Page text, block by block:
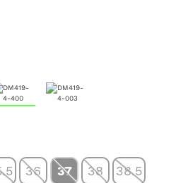
36 37 38 38.5